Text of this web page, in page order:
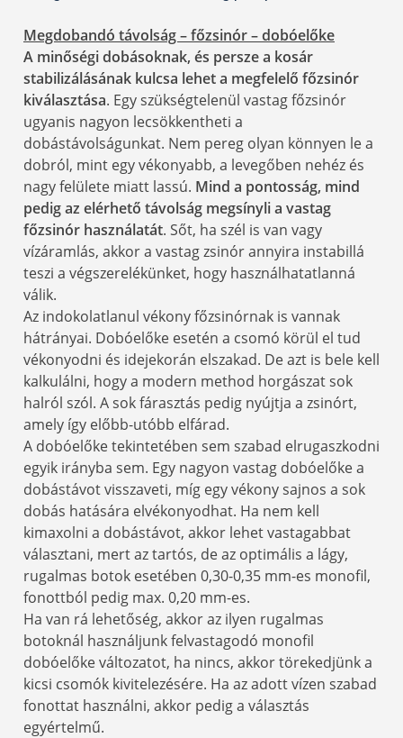
Megdobandó távolság – főzsinór – dobóelőke
A minőségi dobásoknak, és persze a kosár
stabilizálásának kulcsa lehet a megfelelő főzsinór
kiválasztása. Egy szükségtelenül vastag főzsinór
ugyanis nagyon lecsökkentheti a
dobástávolságunkat. Nem pereg olyan könnyen le a
dobról, mint egy vékonyabb, a levegőben nehéz és
nagy felülete miatt lassú. Mind a pontosság, mind
pedig az elérhető távolság megsínyli a vastag
főzsinór használatát. Sőt, ha szél is van vagy
vízáramlás, akkor a vastag zsinór annyira instabillá
teszi a végszerelékünket, hogy használhatatlanná
válik.
Az indokolatlanul vékony főzsinórnak is vannak
hátrányai. Dobóelőke esetén a csomó körül el tud
vékonyodni és idejekorán elszakad. De azt is bele kell
kalkulálni, hogy a modern method horgászat sok
halról szól. A sok fárasztás pedig nyújtja a zsinórt,
amely így előbb-utóbb elfárad.
A dobóelőke tekintetében sem szabad elrugaszkodni
egyik irányba sem. Egy nagyon vastag dobóelőke a
dobástávot visszaveti, míg egy vékony sajnos a sok
dobás hatására elvékonyodhat. Ha nem kell
kimaxolni a dobástávot, akkor lehet vastagabbat
választani, mert az tartós, de az optimális a lágy,
rugalmas botok esetében 0,30-0,35 mm-es monofil,
fonottból pedig max. 0,20 mm-es.
Ha van rá lehetőség, akkor az ilyen rugalmas
botoknál használjunk felvastagodó monofil
dobóelőke változatot, ha nincs, akkor törekedjünk a
kicsi csomók kivitelezésére. Ha az adott vízen szabad
fonottat használni, akkor pedig a választás
egyértelmű.